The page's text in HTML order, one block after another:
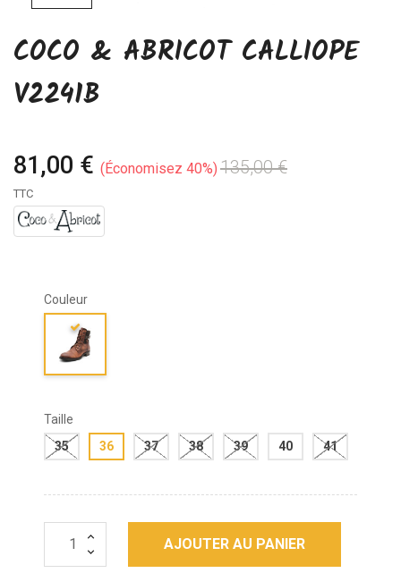
COCO & ABRICOT CALLIOPE
V2241B
81,00 € Économisez 40% 135,00 €
TTC
Couleur
Taille
35
36 37 38 39 40 41
AJOUTER AU PANIER